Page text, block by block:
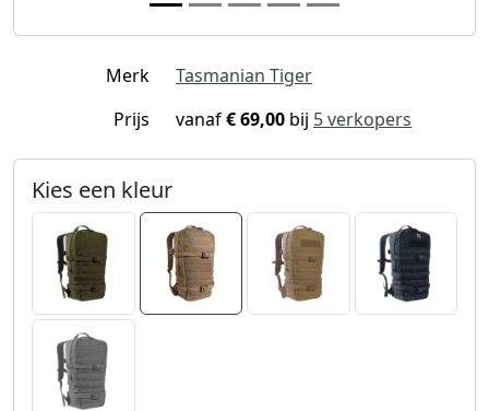
Merk
Tasmanian Tiger
Prijs
vanaf€ 69,00 bij 5 verkopers
Kies een kleur